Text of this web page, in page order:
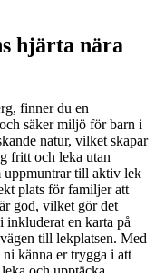
hjärta nära
finner du en
säker miljö för barn i
natur, vilket skapar
fritt och leka utan
uppmuntrar till aktiv lek
plats för familjer att
god, vilket gör det
inkluderat en karta på
till lekplatsen. Med
känna er trygga i att